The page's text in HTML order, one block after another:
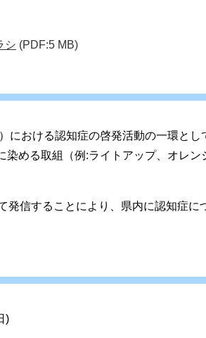
シ (PDF:5 MB)
における認知症の啓発活動の一環とし
める取組（例:ライトアップ、オレン
発信することにより、県内に認知症に
)